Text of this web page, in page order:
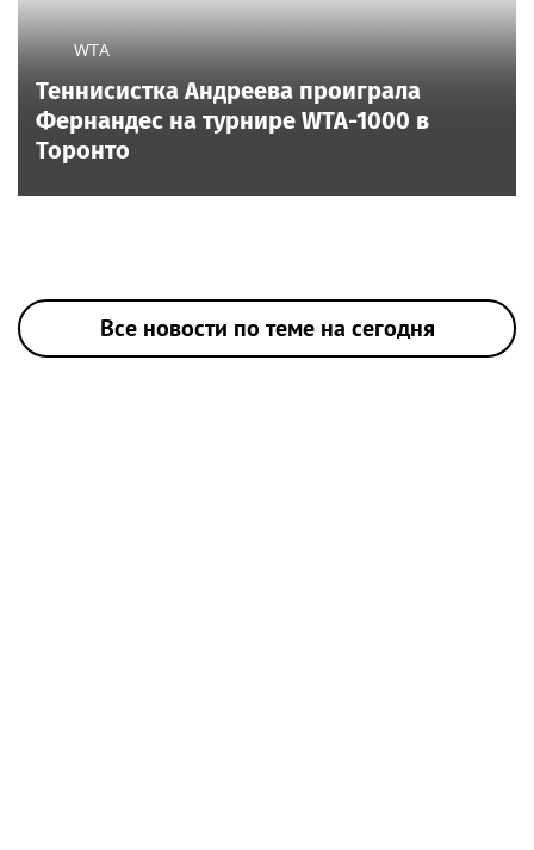
WTA
Теннисистка Андреева проиграла
Фернандес на турнире WTA-1000 в
Торонто
Все новости по теме на сегодня